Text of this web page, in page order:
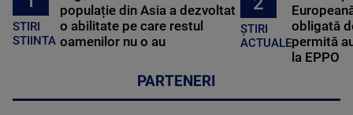
STIRI
STIINTA
populație din Asia a dezvoltat
o abilitate pe care restul
oamenilor nu o au
ȘTIRI
ACTUALE
obligată
permită
la EPPO
PARTENERI